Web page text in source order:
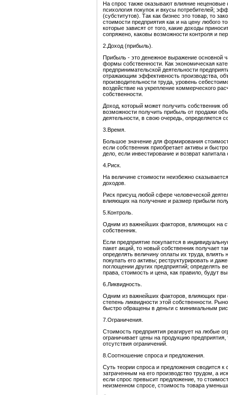
На спрос также оказывают влияние
психология покупок и вкусы потребителей;
(субститутов). Так как бизнес это товар, то
стоимости предприятия как и на цену любого
которые зависят от того, какие доходы
сопряжено, каковы возможности контроля и
2.Доход (прибыль).
Прибыль - это денежное выражение основной
формы собственности. Как экономическая
предпринимательской деятельности
отражающим эффективность производства,
производительности труда, уровень
воздействие на укрепление коммерческого
собственности.
Доход, который может получить собственник
возможности получить прибыль от продажи
деятельности, в свою очередь, определяется
3.Время.
Большое значение для формирования
если собственник приобретает активы и
дело, если инвестирование и возврат
4.Риск.
На величине стоимости неизбежно
доходов.
Риск присущ любой сфере человеческой
влияющих на получение и размер прибыли
5.Контроль.
Одним из важнейших факторов, влияющих на
собственник.
Если предприятие покупается в
пакет акций, то новый собственник получает
определять величину оплаты их труда, влиять
покупать его активы; реструктурировать и
поглощении других предприятий; определять
права, стоимость и цена, как правило, будут
6.Ликвидность.
Одним из важнейших факторов, влияющих при
степень ликвидности этой собственности.
быстро обращены в деньги с минимальным
7.Ограничения.
Стоимость предприятия реагирует на любые
ограничивает цены на продукцию
отсутствия ограничений.
8.Соотношение спроса и предложения.
Суть теории спроса и предложения сводится
затраченным на его производство трудом, а
если спрос превысит предложение, то
неизменном спросе, стоимость товара